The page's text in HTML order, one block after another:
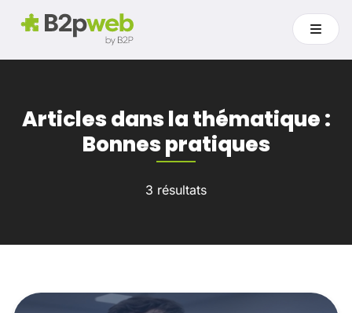
Articles dans la thématique :
Bonnes pratiques
3 résultats